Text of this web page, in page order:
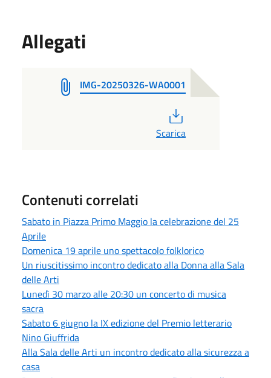
Allegati
IMG-20250326-WA0001
Scarica
Contenuti correlati
Sabato in Piazza Primo Maggio la celebrazione del 25
Aprile
Domenica 19 aprile uno spettacolo folklorico
Un riuscitissimo incontro dedicato alla Donna alla Sala
delle Arti
Lunedì 30 marzo alle 20:30 un concerto di musica
sacra
Sabato 6 giugno la IX edizione del Premio letterario
Nino Giuffrida
Alla Sala delle Arti un incontro dedicato alla sicurezza a
casa